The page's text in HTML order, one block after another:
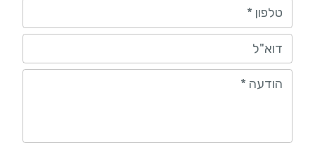
טלפון *
דוא"ל
הודעה *